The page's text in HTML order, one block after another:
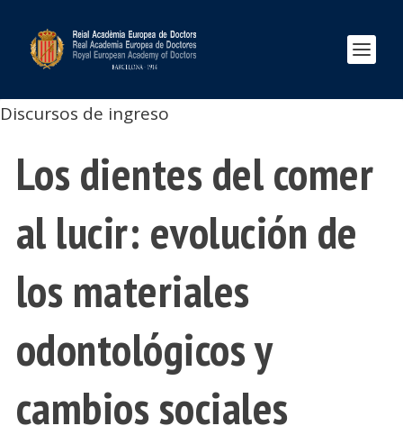
Discursos de ingreso
Los dientes del comer
al lucir: evolución de
los materiales
odontológicos y
cambios sociales